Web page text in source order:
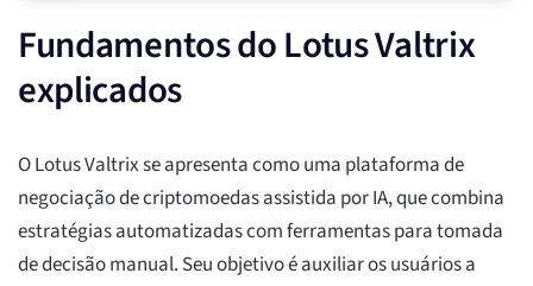
Fundamentos do Lotus Valtrix
explicados
O Lotus Valtrix se apresenta como uma plataforma de
negociação de criptomoedas assistida por IA, que combina
estratégias automatizadas com ferramentas para tomada
de decisão manual. Seu objetivo é auxiliar os usuários a